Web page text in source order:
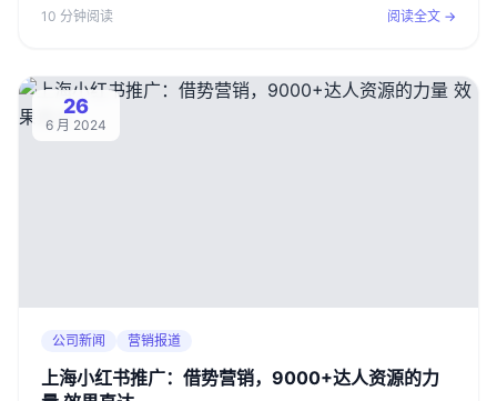
10 分钟阅读 阅读全文 →
26
6 月 2024
公司新闻 营销报道
上海小红书推广：借势营销，9000+达人资源的力